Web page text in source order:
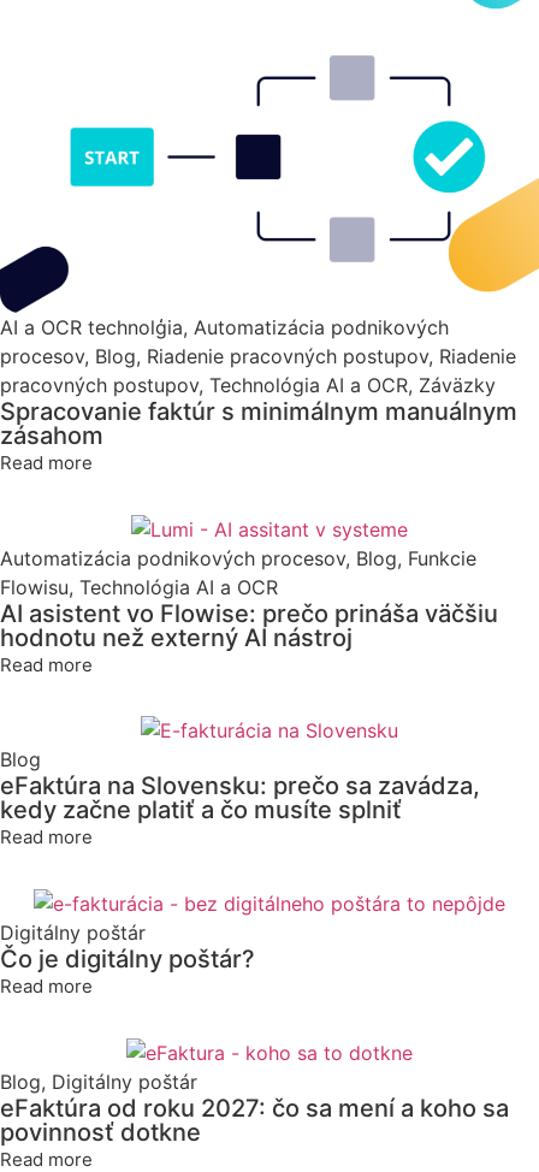
AI a OCR technolģia, Automatizácia podnikových
procesov, Blog, Riadenie pracovných postupov, Riadenie
pracovných postupov, Technológia AI a OCR, Záväzky
Spracovanie faktúr s minimálnym manuálnym
zásahom
Read more
Automatizácia podnikových procesov, Blog, Funkcie
Flowisu, Technológia AI a OCR
AI asistent vo Flowise: prečo prináša väčšiu
hodnotu než externý AI nástroj
Read more
Blog
eFaktúra na Slovensku: prečo sa zavádza,
kedy začne platiť a čo musíte splniť
Read more
Digitálny poštár
Čo je digitálny poštár?
Read more
Blog, Digitálny poštár
eFaktúra od roku 2027: čo sa mení a koho sa
povinnosť dotkne
Read more